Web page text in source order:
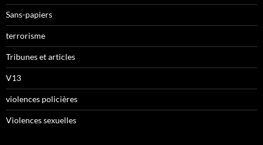
Sans-papiers
terrorisme
Tribunes et articles
V13
violences policières
Violences sexuelles